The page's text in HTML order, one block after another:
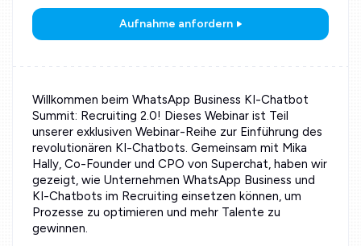
Aufnahme anfordern
Willkommen beim WhatsApp Business KI-Chatbot
Summit: Recruiting 2.0! Dieses Webinar ist Teil
unserer exklusiven Webinar-Reihe zur Einführung des
revolutionären KI-Chatbots. Gemeinsam mit Mika
Hally, Co-Founder und CPO von Superchat, haben wir
gezeigt, wie Unternehmen WhatsApp Business und
KI-Chatbots im Recruiting einsetzen können, um
Prozesse zu optimieren und mehr Talente zu
gewinnen.